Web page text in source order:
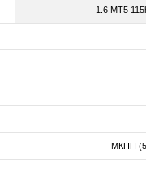
1.6 MT5
МКПП